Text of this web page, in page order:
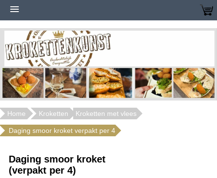
Home Kroketten Kroketten met vlees
Daging smoor kroket verpakt per 4
Daging smoor kroket
(verpakt per 4)